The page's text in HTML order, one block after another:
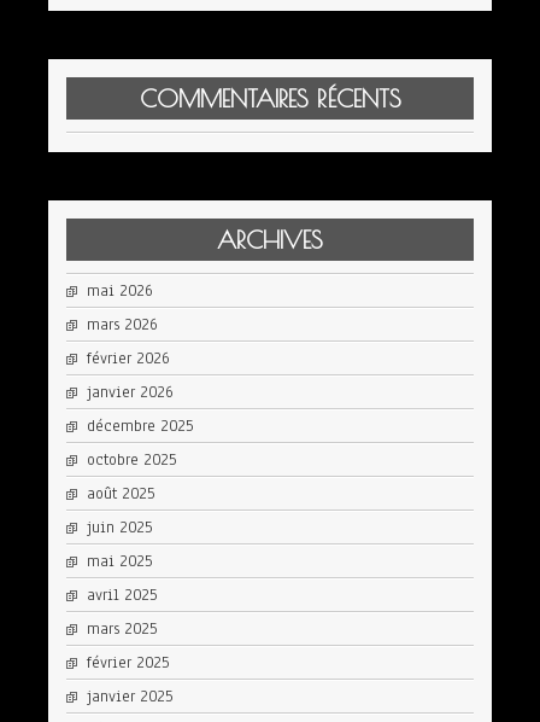
COMMENTAIRES RÉCENTS
ARCHIVES
mai 2026
mars 2026
février 2026
janvier 2026
décembre 2025
octobre 2025
août 2025
juin 2025
mai 2025
avril 2025
mars 2025
février 2025
janvier 2025